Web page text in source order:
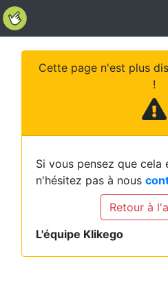
Cette page n'est plus
!
Si vous pensez que cela
n'hésitez pas à nous
Retour à
L'équipe Klikego